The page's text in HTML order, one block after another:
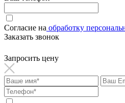
Согласие на обработку
Заказать звонок
Запросить цену